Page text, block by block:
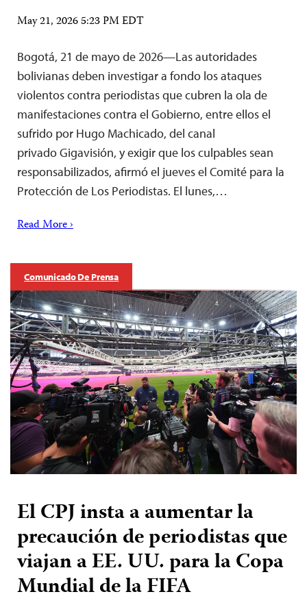
May 21, 2026 5:23 PM EDT
Bogotá, 21 de mayo de 2026—Las autoridades
bolivianas deben investigar a fondo los ataques
violentos contra periodistas que cubren la ola de
manifestaciones contra el Gobierno, entre ellos el
sufrido por Hugo Machicado, del canal
privado Gigavisión, y exigir que los culpables sean
responsabilizados, afirmó el jueves el Comité para la
Protección de Los Periodistas. El lunes,…
Read More ›
Comunicado De Prensa
El CPJ insta a aumentar la
precaución de periodistas que
viajan a EE. UU. para la Copa
Mundial de la FIFA